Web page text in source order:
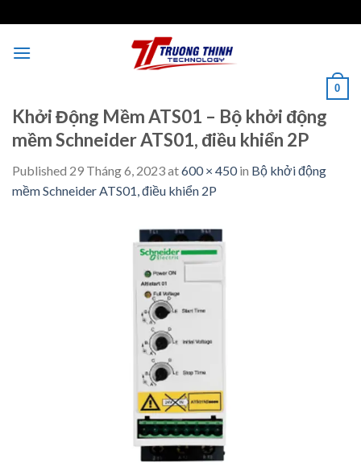
to
content
0
Khởi Động Mềm ATS01 – Bộ khởi động
mềm Schneider ATS01, điều khiển 2P
Published 29 Tháng 6, 2023at600 × 450in Bộ khởi động
mềm Schneider ATS01, điều khiển 2P